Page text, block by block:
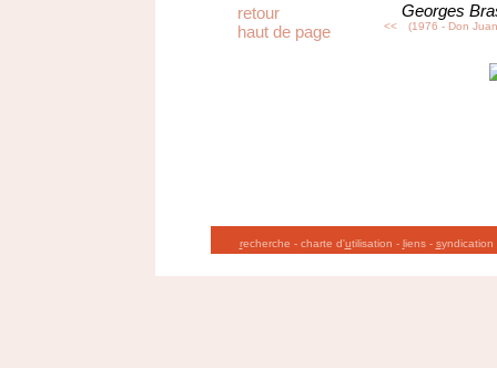
Georges
<< (1976 - Don
retour
haut de page
recherche - charte d'utilisation - liens- syndication